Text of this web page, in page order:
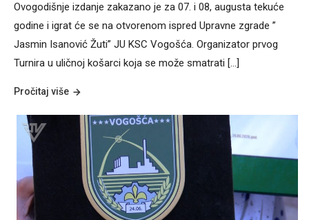
Ovogodišnje izdanje zakazano je za 07. i 08, augusta tekuće
godine i igrat će se na otvorenom ispred Upravne zgrade ”
Jasmin Isanović Žuti” JU KSC Vogošća. Organizator prvog
Turnira u uličnoj košarci koja se može smatrati […]
Pročitaj više